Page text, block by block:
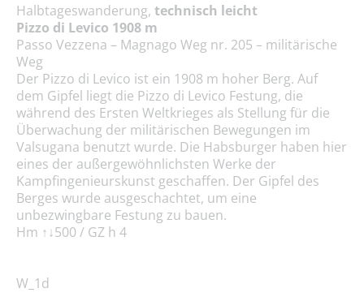
Halbtages­wanderung, technisch leicht
Pizzo di Levico 1908 m
Passo Vezzena – Magnago Weg nr. 205 – militärische
Weg
Der Pizzo di Levico ist ein 1908 m hoher Berg. Auf
dem Gipfel liegt die Pizzo di Levico Festung, die
während des Ersten Weltkrieges als Stellung für die
Überwachung der militärischen Bewegungen im
Valsugana benutzt wurde. Die Habsburger haben hier
eines der außer­gewöhnlichsten Werke der
Kampfingenieurskunst geschaffen. Der Gipfel des
Berges wurde ausgeschachtet, um eine
unbezwingbare Festung zu bauen.
Hm ↑↓500 / GZ h 4
W_1d